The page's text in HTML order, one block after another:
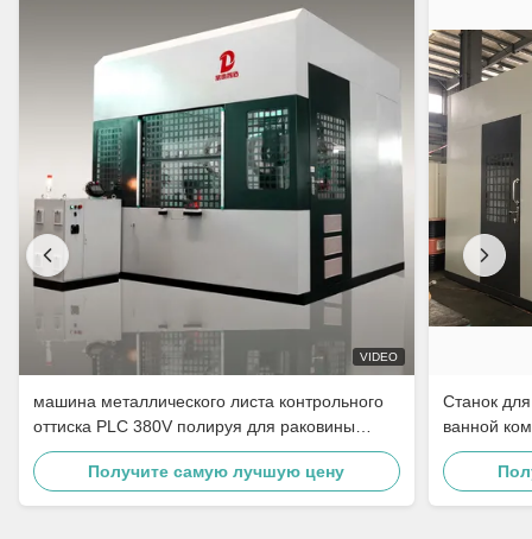
VIDEO
машина металлического листа контрольного
оттиска PLC 380V полируя для раковины
нержавеющей стали
Получите самую лучшую цену
Станок
ванной
стали